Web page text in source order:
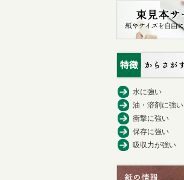
水に強い
油・溶剤に強い
衝撃に強い
保存に強い
吸収力が強い